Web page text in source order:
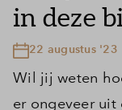
in deze
22 augustus '23
Wil jij weten
er ongeveer uit